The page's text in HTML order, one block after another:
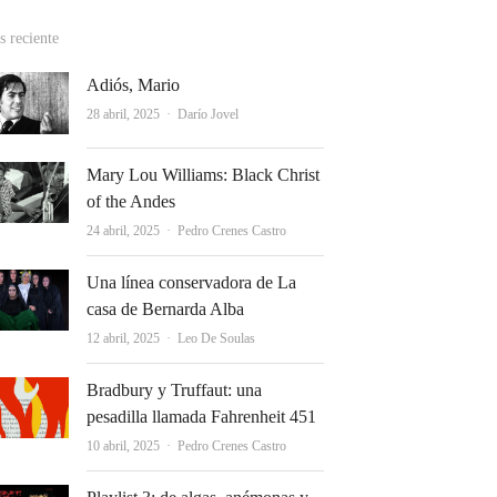
reciente
Adiós, Mario
28 abril, 2025 Autor
Darío Jovel
Mary Lou Williams: Black Christ
of the Andes
24 abril, 2025 Autor
Pedro Crenes Castro
Una línea conservadora de La
casa de Bernarda Alba
12 abril, 2025 Autor
Leo De Soulas
Bradbury y Truffaut: una
pesadilla llamada Fahrenheit 451
10 abril, 2025 Autor
Pedro Crenes Castro